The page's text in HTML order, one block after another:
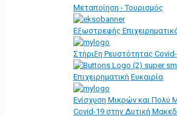
Μεταποίηση - Τουρισμός
Εξωστρεφής
Στήριξη Ρευστότητας
Επιχειρηματική Ευκαιρία
Ενίσχυση Μικρών και Πολύ
Covid-19 στην Δυτική